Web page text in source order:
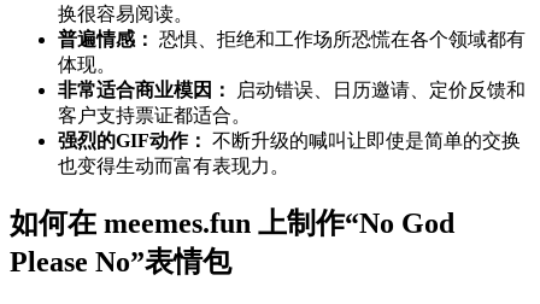
换很容易阅读。
普遍情感： 恐惧、拒绝和工作场所恐慌在各个领域都有
体现。
非常适合商业模因：
启动错误、日历邀请、定价反馈和
客户支持票证都适合。
强烈的GIF动作： 不断升级的喊叫让即使是简单的交换
也变得生动而富有表现力。
如何在 meemes.fun 上制作“No God
Please No”表情包